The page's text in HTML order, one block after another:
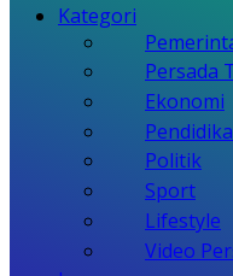
Kategori
Persada
Ekonomi
Politik
Sport
Lifestyle
Video